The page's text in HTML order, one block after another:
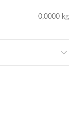
0,0000 kg